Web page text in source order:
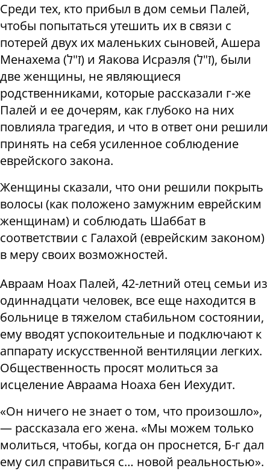
Среди тех, кто прибыл в дом семьи Палей,
чтобы попытаться утешить их в связи с
потерей двух их маленьких сыновей, Ашера
Менахема (ז"ל) и Яакова Исраэля (ז"ל), были
две женщины, не являющиеся
родственниками, которые рассказали г-же
Палей и ее дочерям, как глубоко на них
повлияла трагедия, и что в ответ они решили
принять на себя усиленное соблюдение
еврейского закона.
Женщины сказали, что они решили покрыть
волосы (как положено замужним еврейским
женщинам) и соблюдать Шаббат в
соответствии с Галахой (еврейским законом)
в меру своих возможностей.
Авраам Ноах Палей, 42-летний отец семьи из
одиннадцати человек, все еще находится в
больнице в тяжелом стабильном состоянии,
ему вводят успокоительные и подключают к
аппарату искусственной вентиляции легких.
Общественность просят молиться за
исцеление Авраама Ноаха бен Иехудит.
«Он ничего не знает о том, что произошло»,
— рассказала его жена. «Мы можем только
молиться, чтобы, когда он проснется, Б-г дал
ему сил справиться с… новой реальностью».